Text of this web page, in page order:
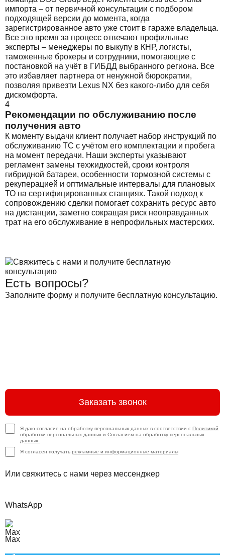
импорта – от первичной консультации с подбором
подходящей версии до момента, когда
зарегистрированное авто уже стоит в гараже владельца.
Все это время за процесс отвечают профильные
эксперты – менеджеры по выкупу в КНР, логисты,
таможенные брокеры и сотрудники, помогающие с
постановкой на учёт в ГИБДД выбранного региона. Все
это избавляет партнера от ненужной бюрократии,
позволяя привезти Lexus NX без какого-либо для себя
дискомфорта.
4
Рекомендации по обслуживанию после
получения авто
К моменту выдачи клиент получает набор инструкций по
обслуживанию ТС с учётом его комплектации и пробега
на момент передачи. Наши эксперты указывают
регламент замены техжидкостей, сроки контроля
гибридной батареи, особенности тормозной системы с
рекуперацией и оптимальные интервалы для плановых
ТО на сертифицированных станциях. Такой подход к
сопровождению сделки помогает сохранить ресурс авто
на дистанции, заметно сокращая риск неоправданных
трат на его обслуживание в непрофильных мастерских.
Есть вопросы?
Заполните форму и получите бесплатную консультацию.
Заказать звонок
Я даю согласие на обработку персональных данных в соответствии с Политикой
обработки персональных данных и Согласием на обработку персональных
данных.
Я согласен получать рекламные и информационные материалы
Или свяжитесь с нами через мессенджер
WhatsApp
Max